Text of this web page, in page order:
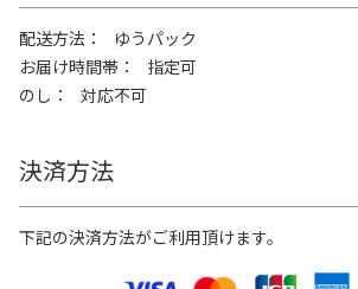
配送方法
ゆうパック
お届け時間帯
指定可
のし
対応不可
決済方法
下記の決済方法がご利用頂けます。